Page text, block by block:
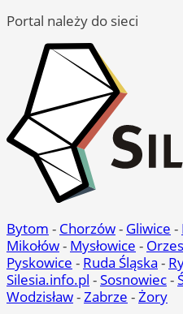
Portal należy do sieci
Bytom - Chorzów- Gliwice -
Mikołów- Mysłowice -
Pyskowice - Ruda Śląska -
Silesia.info.pl -Sosnowiec-
Wodzisław-Zabrze -Żory